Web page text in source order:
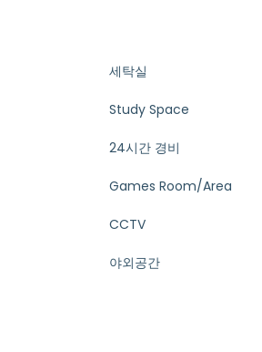
세탁실
Study Space
24시간 경비
Games Room/Area
CCTV
야외공간